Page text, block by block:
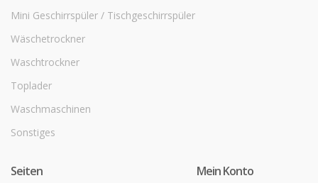
Mini Geschirrspüler / Tischgeschirrspüler
Wäschetrockner
Waschtrockner
Toplader
Waschmaschinen
Sonstiges
Seiten Mein Konto